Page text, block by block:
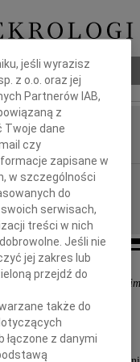
trwa, dokąd pamięcią się
Szymborska
jeśli wyrazisz
z o.o. oraz jej
Partnerów IAB,
z
Twoje dane
czy
zapisane w
w szczególności
do
serwisach,
treści w nich
Jeśli nie
jej zakres lub
przejdź do
także do
łączone z danymi